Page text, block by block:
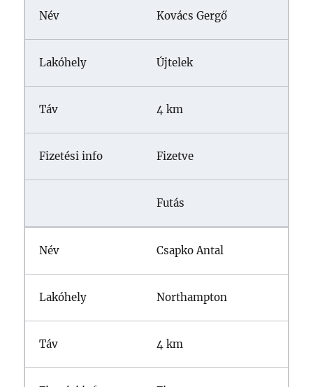
Kovács Gergő
Újtelek
4 km
Fizetve
Futás
Csapko Antal
Northampton
4 km